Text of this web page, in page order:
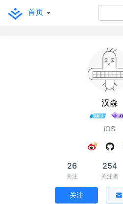
首页
汉森
iOS
26
关注
254
关注者
关注